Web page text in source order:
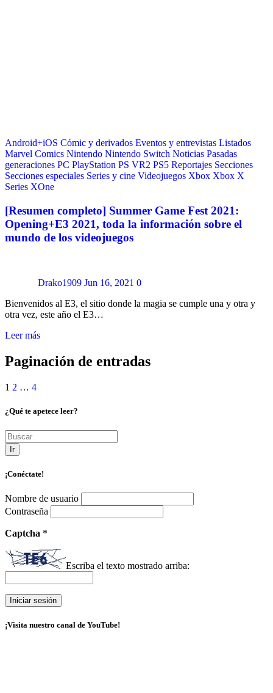
Android+iOS Cómic y derivados Eventos y entrevistas Listados
Marvel Comics Nintendo Nintendo Switch Noticias Pasadas
generaciones PC PlayStation PS VR2 PS5 Reportajes Secciones
Secciones especiales Series y cine Videojuegos Xbox Xbox X
Series XOne
[Resumen completo] Summer Game Fest 2021:
Opening+E3 2021, toda la información sobre el
mundo de los videojuegos
Drako1909 Jun 16, 2021 0
Bienvenidos al E3, el sitio donde la magia se cumple una y otra y
otra vez, este año el E3…
Leer más
Paginación de entradas
1 2 … 4
¿Qué te apetece leer?
Ir
¡Conéctate!
Nombre de usuario
Contraseña
Captcha *
Escriba el texto mostrado arriba:
¡Visita nuestro canal de YouTube!